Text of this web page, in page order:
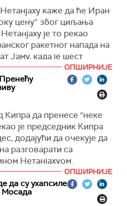
Нетанјаху каже да ће Иран
цену“ због циљања
Нетанјаху је то рекао
ракетног напада на
Јаму, када је шест
десетине рањено.
високу цену за
деце - које је намерно
силом",рекао је
ОПШИРНИЈЕ
Кипра да пренесе "неке
је председник Кипра
додајући да очекује да
разговарати са
Нетанјахуом.
тачно поруке нити шта је
након што је
послова
ОПШИРНИЈЕ
да су ухапсиле
Мосада